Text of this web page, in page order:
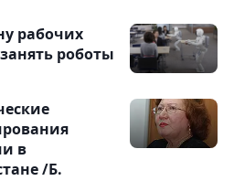
рабочих
роботы
в
/Б.